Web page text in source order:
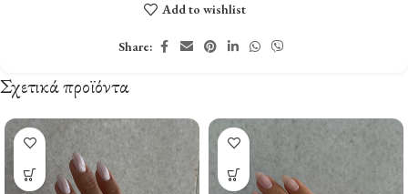
Add to wishlist
Share:
Σχετικά προϊόντα